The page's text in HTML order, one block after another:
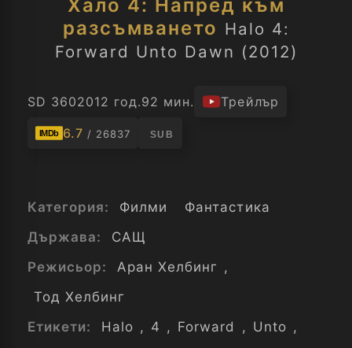
Хало 4: Напред към
разсъмването Halo 4:
Forward Unto Dawn (2012)
SD 3602012 год.92 мин. Трейлър
IMDb 6.7 / 26837 SUB
Категория: Филми
Фантастика
Държава:
САЩ
Режисьор:
Аран Хелбинг ,
Тод Хелбинг
Етикети:
Halo , 4 , Forward , Unto ,